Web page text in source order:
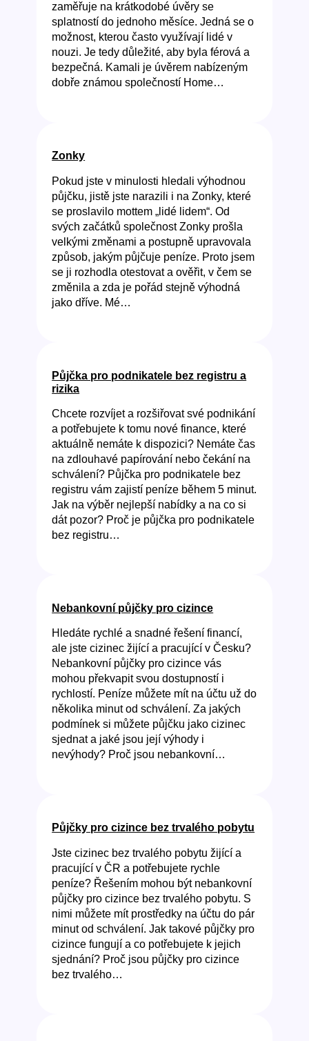
zaměřuje na krátkodobé úvěry se
splatností do jednoho měsíce. Jedná se o
možnost, kterou často využívají lidé v
nouzi. Je tedy důležité, aby byla férová a
bezpečná. Kamali je úvěrem nabízeným
dobře známou společností Home…
Zonky
Pokud jste v minulosti hledali výhodnou
půjčku, jistě jste narazili i na Zonky, které
se proslavilo mottem „lidé lidem“. Od
svých začátků společnost Zonky prošla
velkými změnami a postupně upravovala
způsob, jakým půjčuje peníze. Proto jsem
se ji rozhodla otestovat a ověřit, v čem se
změnila a zda je pořád stejně výhodná
jako dříve. Mé…
Půjčka pro podnikatele bez registru a
rizika
Chcete rozvíjet a rozšiřovat své podnikání
a potřebujete k tomu nové finance, které
aktuálně nemáte k dispozici? Nemáte čas
na zdlouhavé papírování nebo čekání na
schválení? Půjčka pro podnikatele bez
registru vám zajistí peníze během 5 minut.
Jak na výběr nejlepší nabídky a na co si
dát pozor? Proč je půjčka pro podnikatele
bez registru…
Nebankovní půjčky pro cizince
Hledáte rychlé a snadné řešení financí,
ale jste cizinec žijící a pracující v Česku?
Nebankovní půjčky pro cizince vás
mohou překvapit svou dostupností i
rychlostí. Peníze můžete mít na účtu už do
několika minut od schválení. Za jakých
podmínek si můžete půjčku jako cizinec
sjednat a jaké jsou její výhody i
nevýhody? Proč jsou nebankovní…
Půjčky pro cizince bez trvalého pobytu
Jste cizinec bez trvalého pobytu žijící a
pracující v ČR a potřebujete rychle
peníze? Řešením mohou být nebankovní
půjčky pro cizince bez trvalého pobytu. S
nimi můžete mít prostředky na účtu do pár
minut od schválení. Jak takové půjčky pro
cizince fungují a co potřebujete k jejich
sjednání? Proč jsou půjčky pro cizince
bez trvalého…